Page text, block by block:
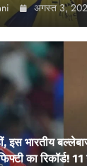
अगस्त 3,
इस भारतीय
का रिकॉर्ड! 11